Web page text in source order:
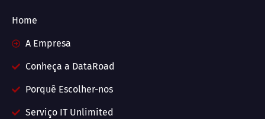
Home
A Empresa
Conheça a DataRoad
Porquê Escolher-nos
Serviço IT Unlimited